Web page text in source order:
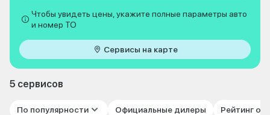
Чтобы увидеть цены, укажите полные параметры авто
и номер ТО
Сервисы на карте
5 сервисов
По популярности Официальные дилеры Рейтинг